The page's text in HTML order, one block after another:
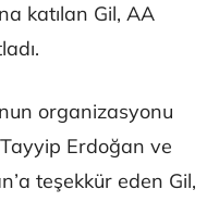
katılan Gil, AA
organizasyonu
Erdoğan ve
teşekkür eden Gil,